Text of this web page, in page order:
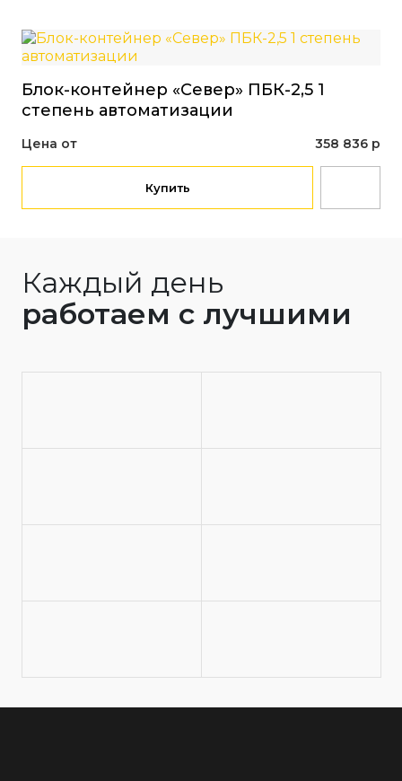
Блок-контейнер «Север» ПБК-2,5 1
степень автоматизации
Цена от 358 836 р
Купить
Каждый день
работаем с лучшими